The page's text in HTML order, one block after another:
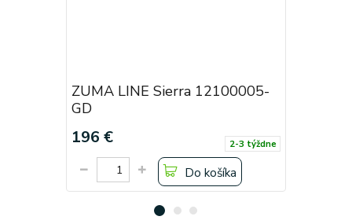
ZUMA LINE Sierra 12100005-
GD
196 € 2-3 týždne
Do košíka